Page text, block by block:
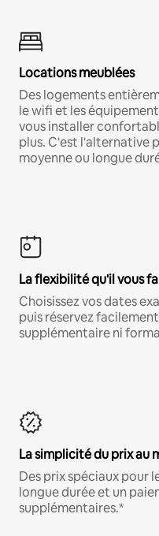
Locations meublées
Des logements
le wifi et les
vous installer
plus. C'est l'alternative
moyenne ou longue
La flexibilité qu'il vous
Choisissez vos dates
puis réservez
supplémentaire ni
La simplicité du prix au
Des prix spéciaux pour
longue durée et un
supplémentaires.*